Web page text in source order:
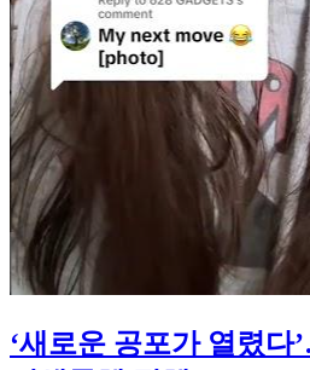
‘새로운 공포가 열렸